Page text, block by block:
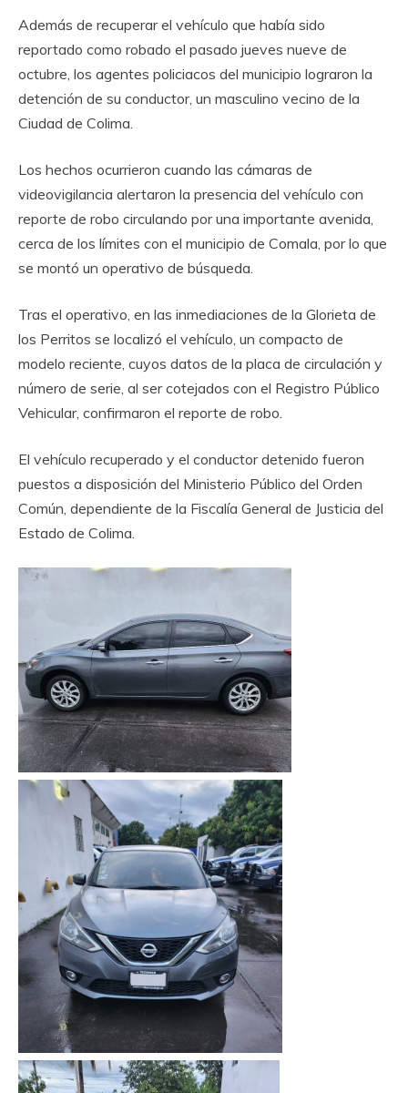
‎Además de recuperar el vehículo que había sido
reportado como robado el pasado jueves nueve de
octubre, los agentes policiacos del municipio lograron la
detención de su conductor, un masculino vecino de la
Ciudad de Colima.
‎Los hechos ocurrieron cuando las cámaras de
videovigilancia alertaron la presencia del vehículo con
reporte de robo circulando por una importante avenida,
cerca de los límites con el municipio de Comala, por lo que
se montó un operativo de búsqueda.
‎Tras el operativo, en las inmediaciones de la Glorieta de
los Perritos se localizó el vehículo, un compacto de
modelo reciente, cuyos datos de la placa de circulación y
número de serie, al ser cotejados con el Registro Público
Vehicular, confirmaron el reporte de robo.
‎El vehículo recuperado y el conductor detenido fueron
puestos a disposición del Ministerio Público del Orden
Común, dependiente de la Fiscalía General de Justicia del
Estado de Colima.